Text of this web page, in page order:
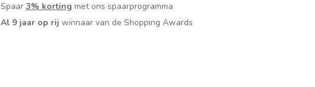
Spaar 3% korting met ons spaarprogramma
Al 9 jaar op rij winnaar van de Shopping Awards